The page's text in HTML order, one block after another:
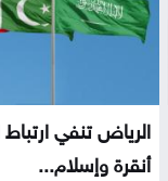
الرياض تنفي
أنقرة وإسلام...